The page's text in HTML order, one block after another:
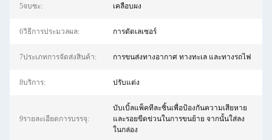
5จบซะ: เคลือบผง
6วิธีการประมวลผล: การตัดเลเซอร์
7ประเภทการจัดส่งสินค้า: การขนส่งทางอากาศ ทางทะเล และทางรถไฟ
8บริการ: ปรับแต่ง
9รายละเอียดการบรรจุ:
บับเบิ้ลแพ็คทีละชิ้นเพื่อป้องกันความเสียหาย
และรอยขีดข่วนในการขนย้าย จากนั้นใส่ลง
ในกล่อง